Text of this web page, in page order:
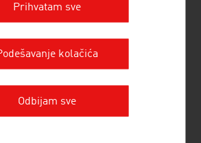
je osnovana 1993. godine.
podršku i pomaže svojim
sveta pri osnivanju preduzeća u
Prihvatam sve
kolačića
Odbijam sve